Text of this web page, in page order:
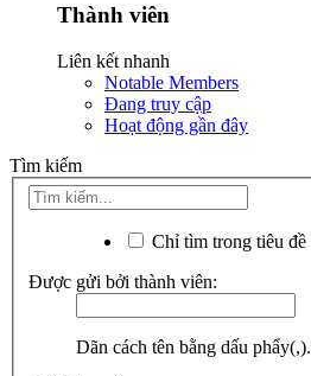
Thành viên
Liên kết nhanh
Notable Members
Đang truy cập
Hoạt động gần đây
Tìm kiếm
Chỉ tìm trong tiêu đề
Được gửi bởi thành viên:
Dãn cách tên bằng dấu phẩy(,).